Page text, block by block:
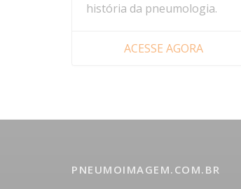
história da pneumologia.
ACESSE AGORA
PNEUMOIMAGEM.COM.BR